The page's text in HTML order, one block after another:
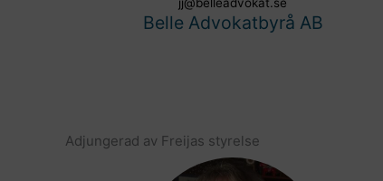
Belle Advokatbyrå AB
Adjungerad av Freijas styrelse